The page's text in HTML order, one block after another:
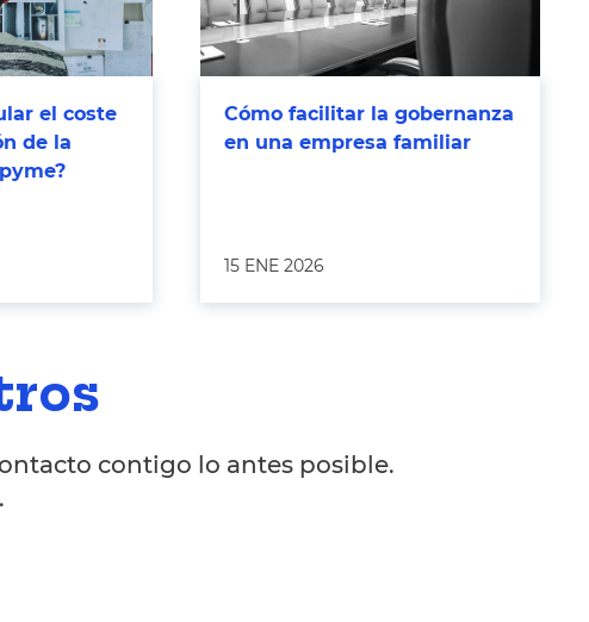
el coste
de la
Cómo facilitar la gobernanza
en una empresa familiar
15 ENE 2026
contigo lo antes posible.